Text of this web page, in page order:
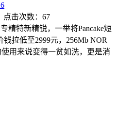
点击次数：67
精特新精锐，一举将Pancake短
拉低至2999元，256Mb NOR
用来说变得一贫如洗，更是消